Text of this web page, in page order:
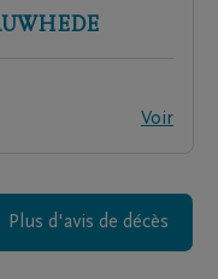
Voir
Plus d'avis de décès